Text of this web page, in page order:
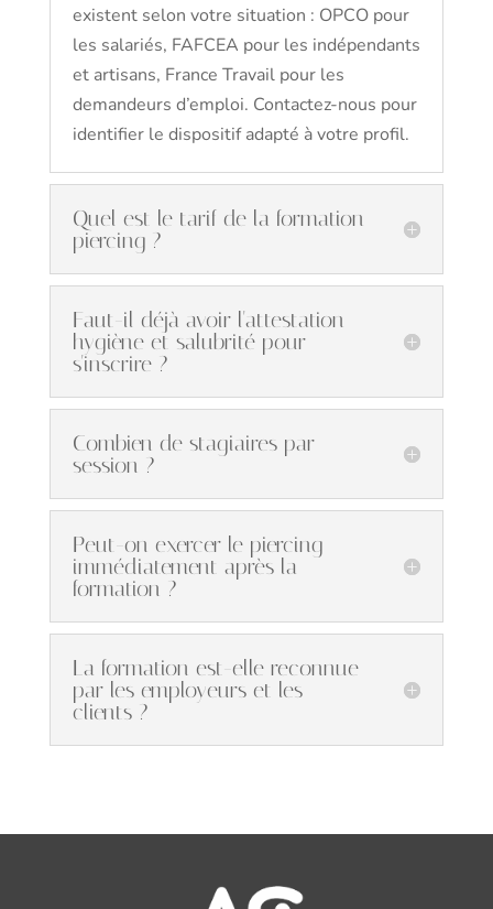
existent selon votre situation : OPCO pour
les salariés, FAFCEA pour les indépendants
et artisans, France Travail pour les
demandeurs d’emploi. Contactez-nous pour
identifier le dispositif adapté à votre profil.
Quel est le tarif de la formation
piercing ?
Faut-il déjà avoir l'attestation
hygiène et salubrité pour
s'inscrire ?
Combien de stagiaires par
session ?
Peut-on exercer le piercing
immédiatement après la
formation ?
La formation est-elle reconnue
par les employeurs et les
clients ?